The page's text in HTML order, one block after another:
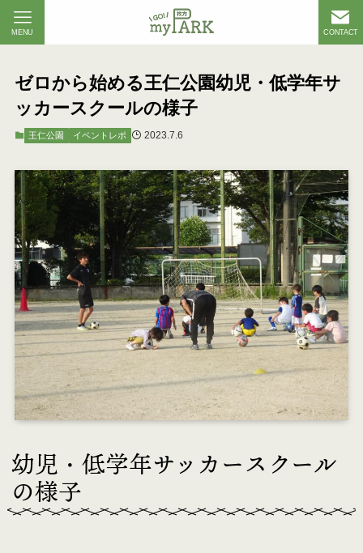
CONTACT
MENU
ゼロから始める王仁公園幼児・低学年サ
ッカースクールの様子
王仁公園 イベントレポ 2023.7.6
幼児・低学年サッカースクール
の様子